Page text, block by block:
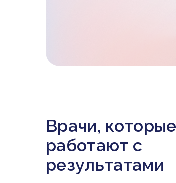
Врачи, которые
работают с
результатами